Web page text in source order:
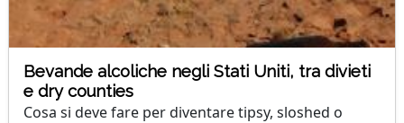
Bevande alcoliche negli Stati Uniti, tra divieti
e dry counties
Cosa si deve fare per diventare tipsy, sloshed o